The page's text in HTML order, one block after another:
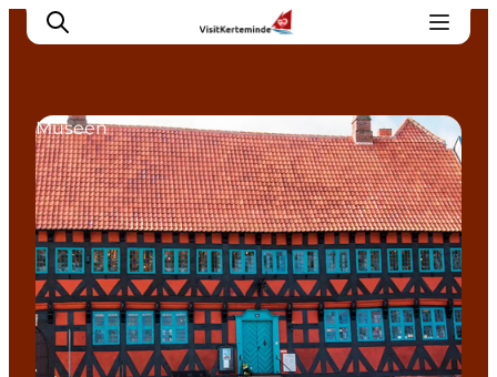
Sehenswürdigkeiten
Aktivitäten
Essen und trinken
Unterkünfte
Reiseplanung
Veranstaltungen
Museen